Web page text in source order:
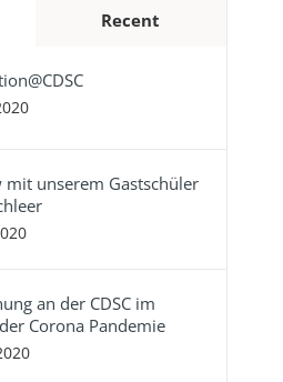
Recent
mit unserem Gastschüler
an der CDSC im
Corona Pandemie